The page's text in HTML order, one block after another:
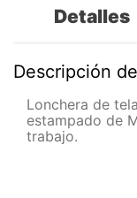
Detalles
Descripción
Lonchera de
estampado de
trabajo.